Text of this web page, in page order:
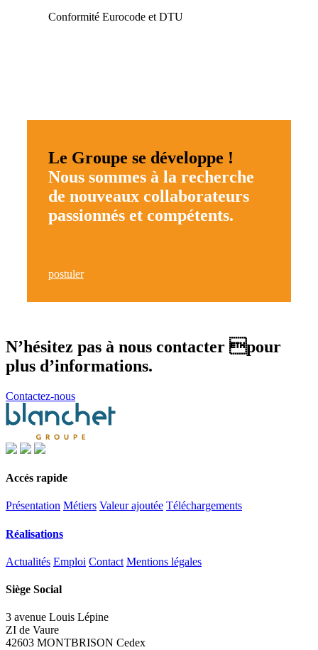
Conformité Eurocode et DTU
Le Groupe se développe !
Nous sommes à la recherche
de nouveaux collaborateurs
passionnés et compétents.
postuler
N’hésitez pas à nous contacter pour
plus d’informations.
Contactez-nous
Accés rapide
Présentation Métiers Valeur ajoutée Téléchargements
Réalisations
Actualités Emploi Contact Mentions légales
Siège Social
3 avenue Louis Lépine
ZI de Vaure
42603 MONTBRISON Cedex